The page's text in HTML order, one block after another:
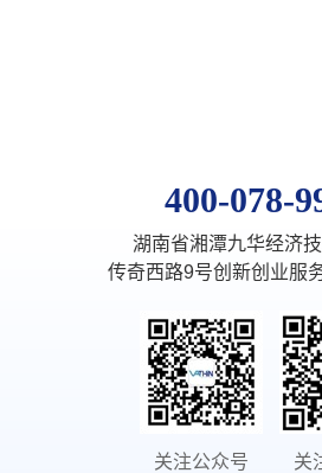
400-078-
湖南省湘潭九华经济
传奇西路9号创新创业服
关注公众号 关